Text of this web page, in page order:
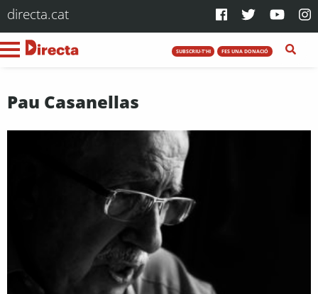
directa.cat
SUBSCRIU-T'HI FES UNA DONACIÓ
Pau Casanellas